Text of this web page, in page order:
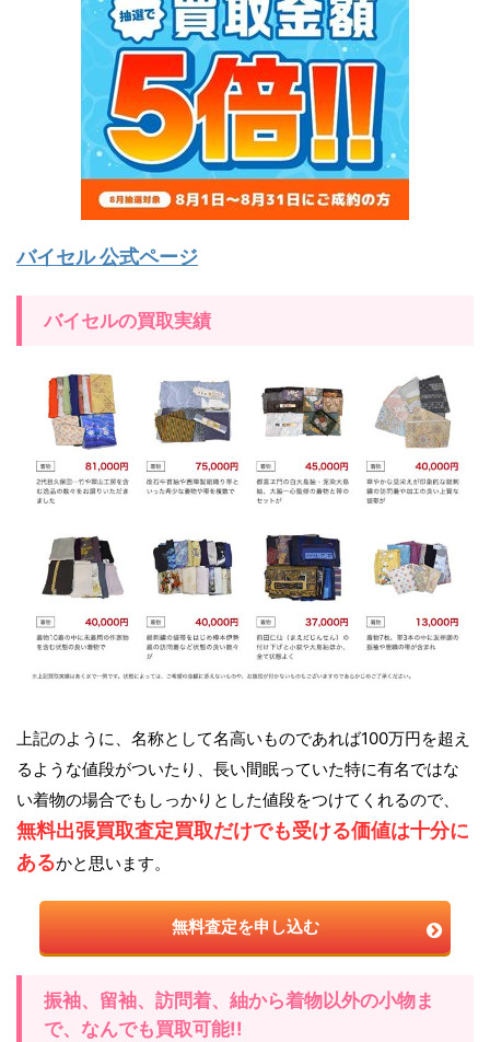
バイセル 公式ページ
バイセルの買取実績
上記のように、名称として名高いものであれば100万円を超え
るような値段がついたり、長い間眠っていた特に有名ではな
い着物の場合でもしっかりとした値段をつけてくれるので、
無料出張買取査定買取だけでも受ける価値は十分に
あるかと思います。
無料査定を申し込む
振袖、留袖、訪問着、紬から着物以外の小物ま
で、なんでも買取可能!!